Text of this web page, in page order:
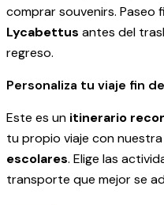
comprar souvenirs. Paseo
Lycabettus antes del
regreso.
Personaliza tu viaje fin
Este es un itinerario
tu propio viaje con nuestra
escolares. Elige las
transporte que mejor se